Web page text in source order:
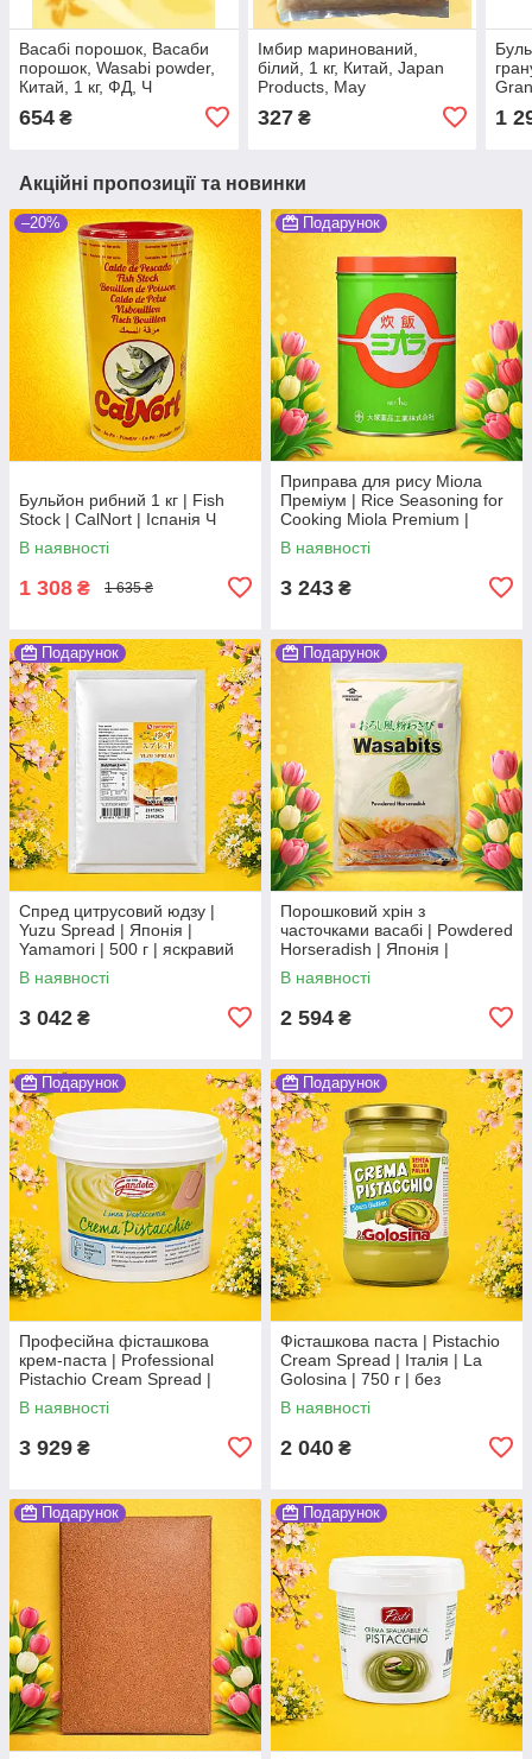
Васабі порошок, Васаби
порошок, Wasabi powder,
Китай, 1 кг, ФД, Ч
654 ₴
Імбир маринований,
білий, 1 кг, Китай, Japan
Products, Мау
327₴
|1
Акційні пропозиції та новинки
–20%
Бульйон рибний 1 кг | Fish
Stock | CalNort | Іспанія Ч
В наявності
1 308 ₴ 1 635 ₴
Подарунок
Приправа для рису Міола
Преміум | Rice Seasoning for
Cooking Miola Premium |
Японія | Miola | 1 кг Ч
В наявності
3 243 ₴
Подарунок
Спред цитрусовий юдзу |
Yuzu Spread | Японія |
Yamamori | 500 г | яскравий
цитрусовий акцент Ч
В наявності
3 042 ₴
Подарунок
Порошковий хрін з
часточками васабі | Powdered
Horseradish | Японія |
Kinjirushi | 1 кг | гострий запас
ОВ
В наявності
2 594 ₴
Подарунок
Професійна фісташкова
крем-паста | Professional
Pistachio Cream Spread |
Італія | Gandola | 3 кг | bakery
format Во3
В наявності
3 929 ₴
Подарунок
Фісташкова паста | Pistachio
Cream Spread | Італія | La
Golosina | 750 г | без
пальмової олії Во3
В наявності
2 040 ₴
Подарунок Подарунок